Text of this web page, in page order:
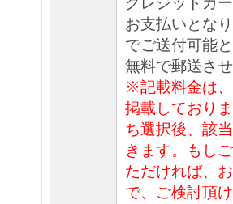
お支払いとな
でご送付可能
無料で郵送さ
※記載料金は
掲載しており
ち選択後、該
きます。もし
ただければ、
で、ご検討頂